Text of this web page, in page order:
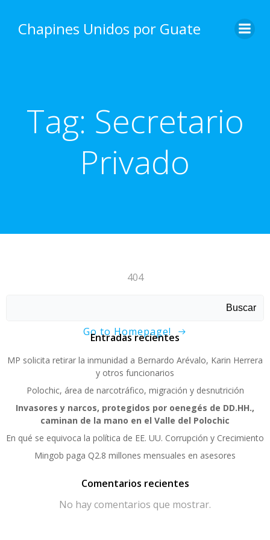
content
Chapines Unidos por Guate
Tag: Secretario
Privado
404
Go to Homepage!
Buscar
Entradas recientes
MP solicita retirar la inmunidad a Bernardo Arévalo, Karin Herrera
y otros funcionarios
Polochic, área de narcotráfico, migración y desnutrición
Invasores y narcos, protegidos por oenegés de DD.HH.,
caminan de la mano en el Valle del Polochic
En qué se equivoca la política de EE. UU. Corrupción y Crecimiento
Mingob paga Q2.8 millones mensuales en asesores
Comentarios recientes
No hay comentarios que mostrar.